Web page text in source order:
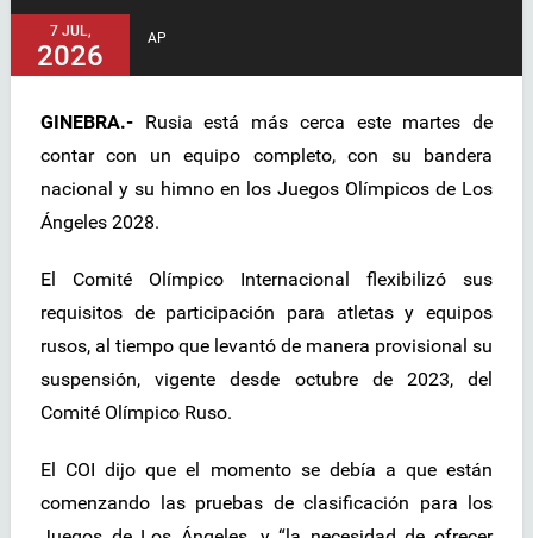
7 JUL,
2026
AP
GINEBRA.- Rusia está más cerca este martes de
contar con un equipo completo, con su bandera
nacional y su himno en los Juegos Olímpicos de Los
Ángeles 2028.
El Comité Olímpico Internacional flexibilizó sus
requisitos de participación para atletas y equipos
rusos, al tiempo que levantó de manera provisional su
suspensión, vigente desde octubre de 2023, del
Comité Olímpico Ruso.
El COI dijo que el momento se debía a que están
comenzando las pruebas de clasificación para los